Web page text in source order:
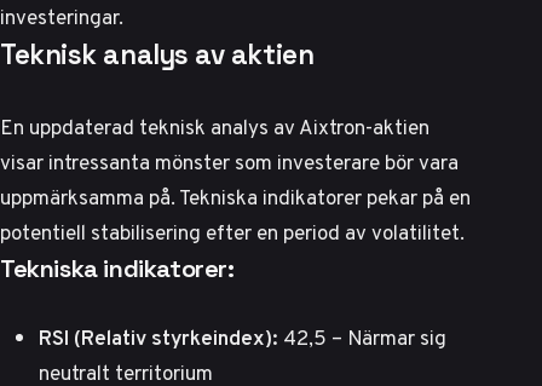
investeringar.
Teknisk analys av aktien
En uppdaterad teknisk analys av Aixtron-aktien
visar intressanta mönster som investerare bör vara
uppmärksamma på.Tekniska indikatorerpekar på en
potentiell stabilisering efter en period av volatilitet.
Tekniska indikatorer:
RSI (Relativ styrkeindex): 42,5 – Närmar sig
neutralt territorium